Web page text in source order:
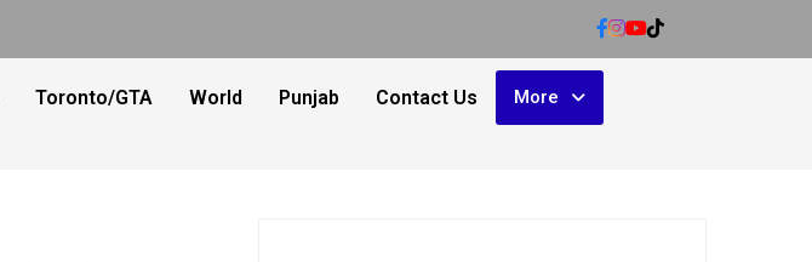
Toronto/GTA World Punjab Contact Us More